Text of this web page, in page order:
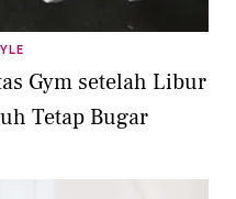
Gym setelah Libur
Tetap Bugar